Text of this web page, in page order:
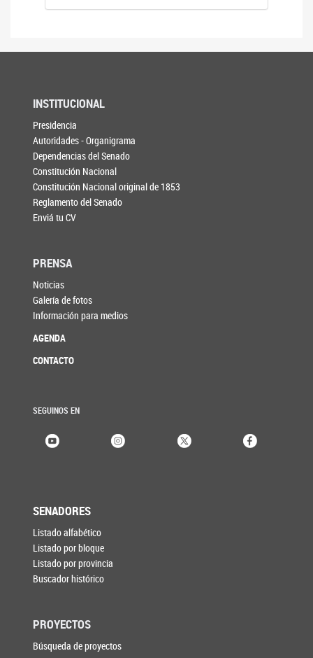
INSTITUCIONAL
Presidencia
Autoridades - Organigrama
Dependencias del Senado
Constitución Nacional
Constitución Nacional original de 1853
Reglamento del Senado
Enviá tu CV
PRENSA
Noticias
Galería de fotos
Información para medios
AGENDA
CONTACTO
SEGUINOS EN
SENADORES
Listado alfabético
Listado por bloque
Listado por provincia
Buscador histórico
PROYECTOS
Búsqueda de proyectos